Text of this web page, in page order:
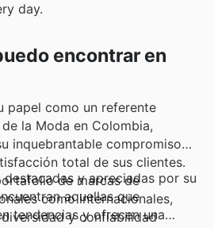
day.
encontrar en
papel como un referente
la Moda en Colombia,
inquebrantable compromiso
total de sus clientes.
de marcas de
como internacionales,
y confiabilidad
destacadas y apreciadas por su
aquellas que
tendencias y ofrecen una